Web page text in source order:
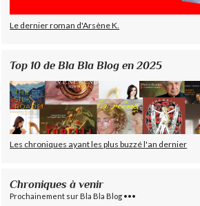
Le dernier roman d'Arsène K.
Top 10 de Bla Bla Blog en 2025
Les chroniques ayant les plus buzzé l'an dernier
Chroniques à venir
Prochainement sur Bla Bla Blog •••